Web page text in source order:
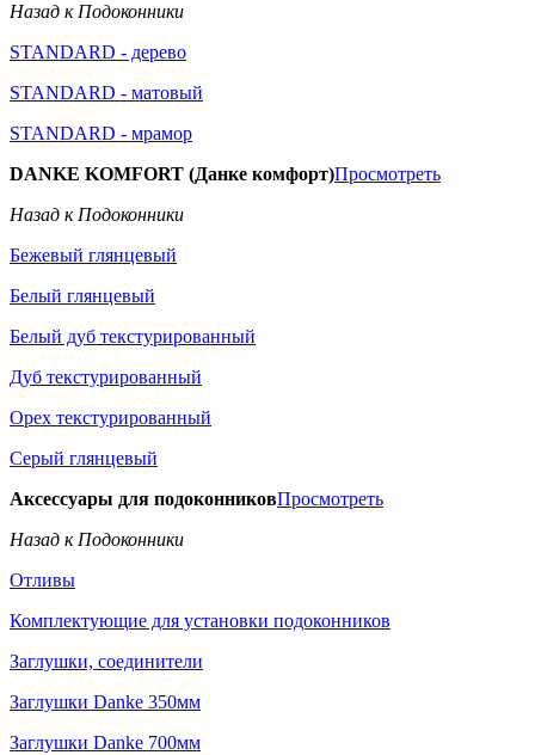
Назад к Подоконники
STANDARD - дерево
STANDARD - матовый
STANDARD - мрамор
DANKE KOMFORT (Данке комфорт)Просмотреть
Назад к Подоконники
Бежевый глянцевый
Белый глянцевый
Белый дуб текстурированный
Дуб текстурированный
Орех текстурированный
Серый глянцевый
Аксессуары для подоконниковПросмотреть
Назад к Подоконники
Отливы
Комплектующие для установки подоконников
Заглушки, соединители
Заглушки Danke 350мм
Заглушки Danke 700мм